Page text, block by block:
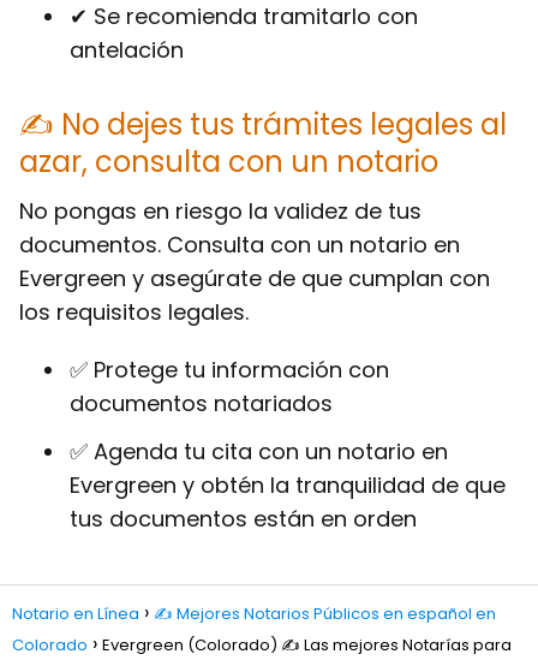
✔ Se recomienda tramitarlo con
antelación
✍ No dejes tus trámites legales al
azar, consulta con un notario
No pongas en riesgo la validez de tus
documentos. Consulta con un notario en
Evergreen y asegúrate de que cumplan con
los requisitos legales.
✅ Protege tu información con
documentos notariados
✅ Agenda tu cita con un notario en
Evergreen y obtén la tranquilidad de que
tus documentos están en orden
Notario en Línea
✍️ Mejores Notarios Públicos en español en
Colorado
Evergreen (Colorado) ✍️ Las mejores Notarías para